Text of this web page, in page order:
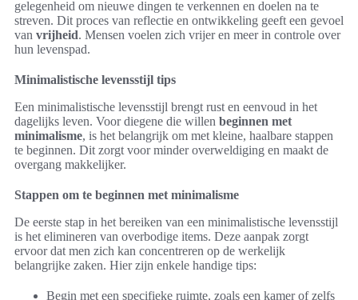
gelegenheid om nieuwe dingen te verkennen en doelen na te
streven. Dit proces van reflectie en ontwikkeling geeft een gevoel
van vrijheid. Mensen voelen zich vrijer en meer in controle over
hun levenspad.
Minimalistische levensstijl tips
Een minimalistische levensstijl brengt rust en eenvoud in het
dagelijks leven. Voor diegene die willen beginnen met
minimalisme, is het belangrijk om met kleine, haalbare stappen
te beginnen. Dit zorgt voor minder overweldiging en maakt de
overgang makkelijker.
Stappen om te beginnen met minimalisme
De eerste stap in het bereiken van een minimalistische levensstijl
is het elimineren van overbodige items. Deze aanpak zorgt
ervoor dat men zich kan concentreren op de werkelijk
belangrijke zaken. Hier zijn enkele handige tips:
Begin met een specifieke ruimte, zoals een kamer of zelfs